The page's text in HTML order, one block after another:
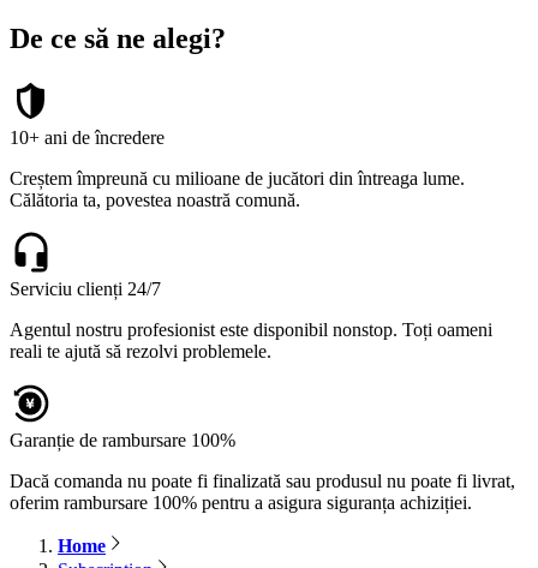
De ce să ne alegi?
10+ ani de încredere
Creștem împreună cu milioane de jucători din întreaga lume.
Călătoria ta, povestea noastră comună.
Serviciu clienți 24/7
Agentul nostru profesionist este disponibil nonstop. Toți oameni
reali te ajută să rezolvi problemele.
Garanție de rambursare 100%
Dacă comanda nu poate fi finalizată sau produsul nu poate fi livrat,
oferim rambursare 100% pentru a asigura siguranța achiziției.
Home